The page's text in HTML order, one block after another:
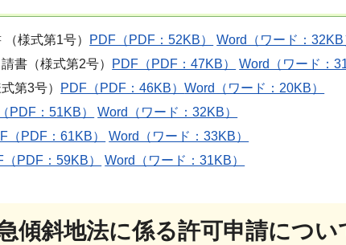
様式第1号） PDF（PDF：52KB）
Word（ワード：32KB
書（様式第2号）
PDF（PDF：47KB）
Word（ワード：
第3号）
PDF（PDF：46KB）Word（ワード：20KB）
PDF：51KB）
Word（ワード：32KB）
（PDF：61KB）
Word（ワード：33KB）
（PDF：59KB） Word（ワード：31KB）
傾斜地法に係る許可申請につい